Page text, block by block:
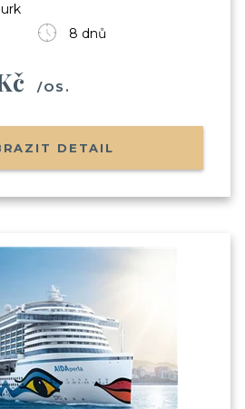
8 dnů
/OS.
DETAIL